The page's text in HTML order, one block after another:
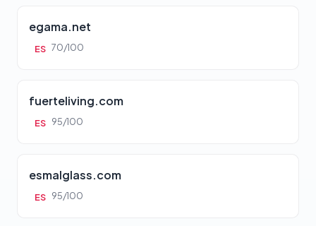
egama.net
ES 70/100
fuerteliving.com
ES 95/100
esmalglass.com
ES 95/100